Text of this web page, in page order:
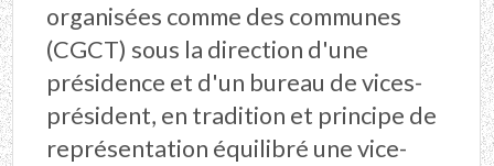
organisées comme des communes
(CGCT) sous la direction d'une
présidence et d'un bureau de vices-
président, en tradition et principe de
représentation équilibré une vice-